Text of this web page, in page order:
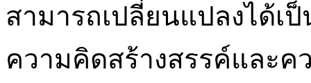
สามารถเปลี่ยนแปลงได้เ
ความคิดสร้างสรรค์และค